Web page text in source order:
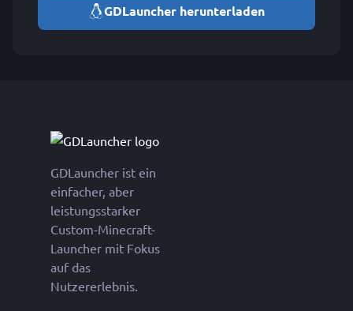
GDLauncher herunterladen
GDLauncher ist ein
einfacher, aber
leistungsstarker
Custom-Minecraft-
Launcher mit Fokus
auf das
Nutzererlebnis.